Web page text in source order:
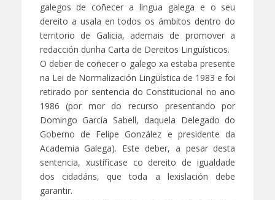
galegos de coñecer a lingua galega e o seu
dereito a usala en todos os ámbitos dentro do
territorio de Galicia, ademais de promover a
redacción dunha Carta de Dereitos Lingüísticos.
O deber de coñecer o galego xa estaba presente
na Lei de Normalización Lingüística de 1983 e foi
retirado por sentencia do Constitucional no ano
1986 (por mor do recurso presentando por
Domingo García Sabell, daquela Delegado do
Goberno de Felipe González e presidente da
Academia Galega). Este deber, a pesar desta
sentencia, xustíficase co dereito de igualdade
dos cidadáns, que toda a lexislación debe
garantir.